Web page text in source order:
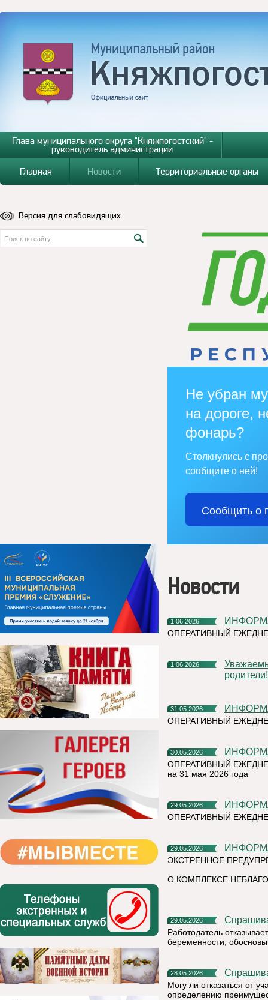
Глава муниципального округа "Княжпогостский" -
руководитель администрации
Главная
Новости Территориальные органы
Версия для слабовидящих
Не убран
на дороге,
фонарь?
Столкнулись с
сообщите о ней!
Сообщить о
Новости
1.06.2026
ОПЕРАТИВНЫЙ
1.06.2026
Уважаемые жители Княжпогостского округа! Дорогие ребята и
родители!
31.05.2026
ОПЕРАТИВНЫЙ
30.05.2026
ОПЕРАТИВНЫЙ
на 31 мая 2026 года
29.05.2026
ОПЕРАТИВНЫЙ
29.05.2026
ЭКСТРЕННОЕ
О КОМПЛЕКСЕ
29.05.2026
Работодатель
беременности,
28.05.2026
Могу ли отказаться от
определению